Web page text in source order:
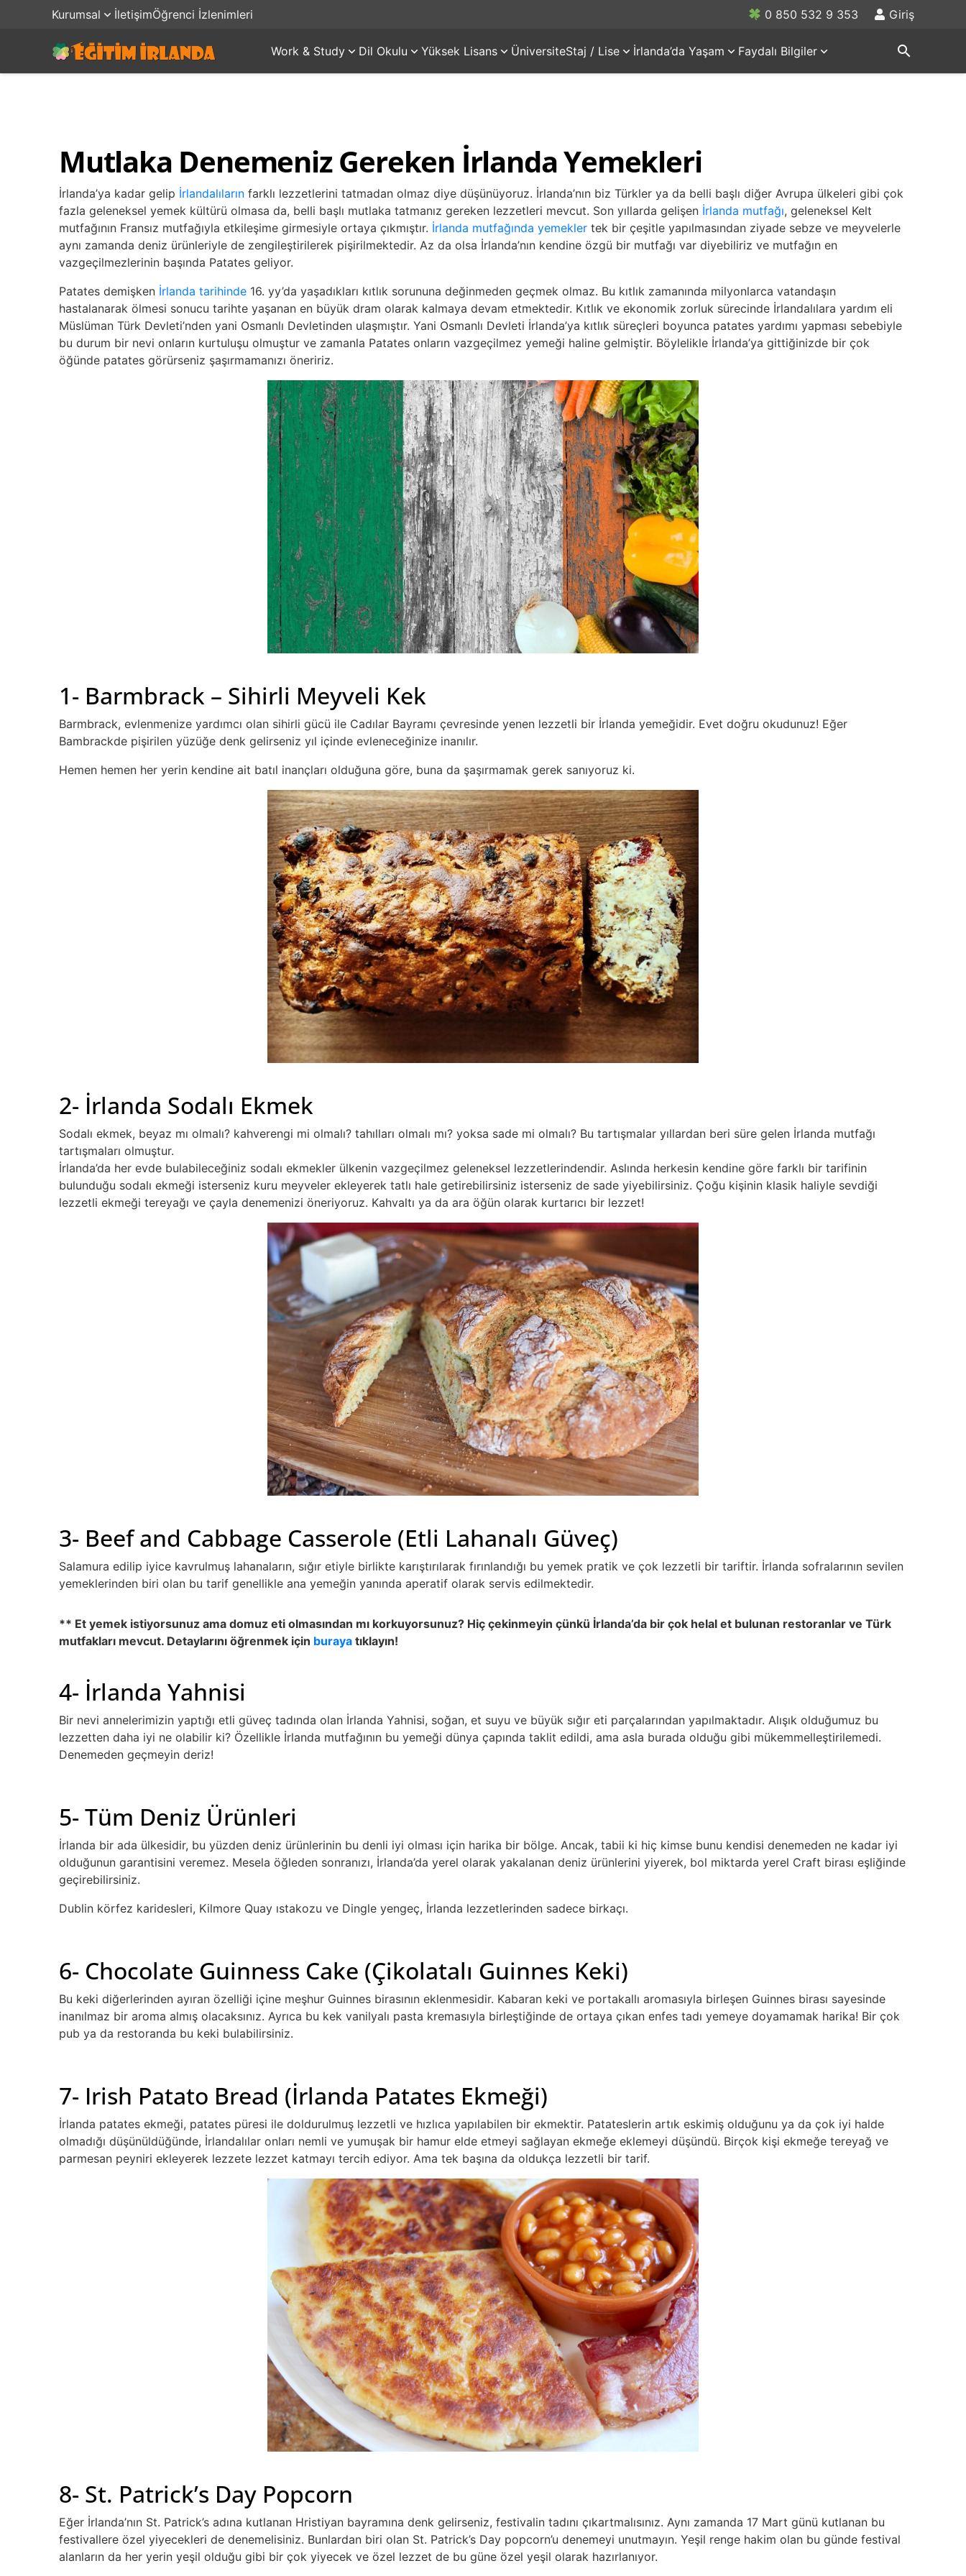
Kurumsal İletişimÖğrenci İzlenimleri 0 850 532 9 353 Giriş
Work & Study Dil Okulu Yüksek Lisans ÜniversiteStaj / Lise İrlanda’da Yaşam Faydalı Bilgiler search
Mutlaka Denemeniz Gereken İrlanda Yemekleri
İrlanda’ya kadar gelip İrlandalıların farklı lezzetlerini tatmadan olmaz diye düşünüyoruz. İrlanda’nın biz Türkler ya da belli başlı diğer Avrupa ülkeleri gibi çok
fazla geleneksel yemek kültürü olmasa da, belli başlı mutlaka tatmanız gereken lezzetleri mevcut. Son yıllarda gelişen İrlanda mutfağı, geleneksel Kelt
mutfağının Fransız mutfağıyla etkileşime girmesiyle ortaya çıkmıştır. İrlanda mutfağında yemekler tek bir çeşitle yapılmasından ziyade sebze ve meyvelerle
aynı zamanda deniz ürünleriyle de zengileştirilerek pişirilmektedir. Az da olsa İrlanda’nın kendine özgü bir mutfağı var diyebiliriz ve mutfağın en
vazgeçilmezlerinin başında Patates geliyor.
Patates demişken İrlanda tarihinde 16. yy’da yaşadıkları kıtlık sorununa değinmeden geçmek olmaz. Bu kıtlık zamanında milyonlarca vatandaşın
hastalanarak ölmesi sonucu tarihte yaşanan en büyük dram olarak kalmaya devam etmektedir. Kıtlık ve ekonomik zorluk sürecinde İrlandalılara yardım eli
Müslüman Türk Devleti’nden yani Osmanlı Devletinden ulaşmıştır. Yani Osmanlı Devleti İrlanda’ya kıtlık süreçleri boyunca patates yardımı yapması sebebiyle
bu durum bir nevi onların kurtuluşu olmuştur ve zamanla Patates onların vazgeçilmez yemeği haline gelmiştir. Böylelikle İrlanda’ya gittiğinizde bir çok
öğünde patates görürseniz şaşırmamanızı öneririz.
1- Barmbrack – Sihirli Meyveli Kek
Barmbrack, evlenmenize yardımcı olan sihirli gücü ile Cadılar Bayramı çevresinde yenen lezzetli bir İrlanda yemeğidir. Evet doğru okudunuz! Eğer
Bambrackde pişirilen yüzüğe denk gelirseniz yıl içinde evleneceğinize inanılır.
Hemen hemen her yerin kendine ait batıl inançları olduğuna göre, buna da şaşırmamak gerek sanıyoruz ki.
2- İrlanda Sodalı Ekmek
Sodalı ekmek, beyaz mı olmalı? kahverengi mi olmalı? tahılları olmalı mı? yoksa sade mi olmalı? Bu tartışmalar yıllardan beri süre gelen İrlanda mutfağı
tartışmaları olmuştur.
İrlanda’da her evde bulabileceğiniz sodalı ekmekler ülkenin vazgeçilmez geleneksel lezzetlerindendir. Aslında herkesin kendine göre farklı bir tarifinin
bulunduğu sodalı ekmeği isterseniz kuru meyveler ekleyerek tatlı hale getirebilirsiniz isterseniz de sade yiyebilirsiniz. Çoğu kişinin klasik haliyle sevdiği
lezzetli ekmeği tereyağı ve çayla denemenizi öneriyoruz. Kahvaltı ya da ara öğün olarak kurtarıcı bir lezzet!
3- Beef and Cabbage Casserole (Etli Lahanalı Güveç)
Salamura edilip iyice kavrulmuş lahanaların, sığır etiyle birlikte karıştırılarak fırınlandığı bu yemek pratik ve çok lezzetli bir tariftir. İrlanda sofralarının sevilen
yemeklerinden biri olan bu tarif genellikle ana yemeğin yanında aperatif olarak servis edilmektedir.
** Et yemek istiyorsunuz ama domuz eti olmasından mı korkuyorsunuz? Hiç çekinmeyin çünkü İrlanda’da bir çok helal et bulunan restoranlar ve Türk
mutfakları mevcut. Detaylarını öğrenmek için buraya tıklayın!
4- İrlanda Yahnisi
Bir nevi annelerimizin yaptığı etli güveç tadında olan İrlanda Yahnisi, soğan, et suyu ve büyük sığır eti parçalarından yapılmaktadır. Alışık olduğumuz bu
lezzetten daha iyi ne olabilir ki? Özellikle İrlanda mutfağının bu yemeği dünya çapında taklit edildi, ama asla burada olduğu gibi mükemmelleştirilemedi.
Denemeden geçmeyin deriz!
5- Tüm Deniz Ürünleri
İrlanda bir ada ülkesidir, bu yüzden deniz ürünlerinin bu denli iyi olması için harika bir bölge. Ancak, tabii ki hiç kimse bunu kendisi denemeden ne kadar iyi
olduğunun garantisini veremez. Mesela öğleden sonranızı, İrlanda’da yerel olarak yakalanan deniz ürünlerini yiyerek, bol miktarda yerel Craft birası eşliğinde
geçirebilirsiniz.
Dublin körfez karidesleri, Kilmore Quay ıstakozu ve Dingle yengeç, İrlanda lezzetlerinden sadece birkaçı.
6- Chocolate Guinness Cake (Çikolatalı Guinnes Keki)
Bu keki diğerlerinden ayıran özelliği içine meşhur Guinnes birasının eklenmesidir. Kabaran keki ve portakallı aromasıyla birleşen Guinnes birası sayesinde
inanılmaz bir aroma almış olacaksınız. Ayrıca bu kek vanilyalı pasta kremasıyla birleştiğinde de ortaya çıkan enfes tadı yemeye doyamamak harika! Bir çok
pub ya da restoranda bu keki bulabilirsiniz.
7- Irish Patato Bread (İrlanda Patates Ekmeği)
İrlanda patates ekmeği, patates püresi ile doldurulmuş lezzetli ve hızlıca yapılabilen bir ekmektir. Patateslerin artık eskimiş olduğunu ya da çok iyi halde
olmadığı düşünüldüğünde, İrlandalılar onları nemli ve yumuşak bir hamur elde etmeyi sağlayan ekmeğe eklemeyi düşündü. Birçok kişi ekmeğe tereyağ ve
parmesan peyniri ekleyerek lezzete lezzet katmayı tercih ediyor. Ama tek başına da oldukça lezzetli bir tarif.
8- St. Patrick’s Day Popcorn
Eğer İrlanda’nın St. Patrick’s adına kutlanan Hristiyan bayramına denk gelirseniz, festivalin tadını çıkartmalısınız. Aynı zamanda 17 Mart günü kutlanan bu
festivallere özel yiyecekleri de denemelisiniz. Bunlardan biri olan St. Patrick’s Day popcorn’u denemeyi unutmayın. Yeşil renge hakim olan bu günde festival
alanların da her yerin yeşil olduğu gibi bir çok yiyecek ve özel lezzet de bu güne özel yeşil olarak hazırlanıyor.